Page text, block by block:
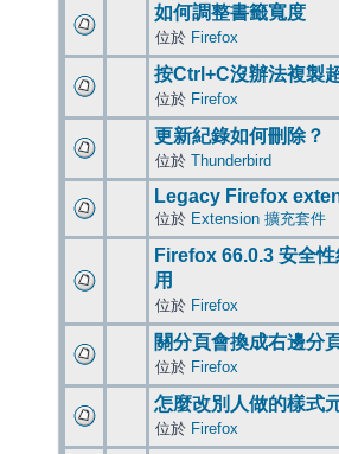
如何調整書籤寬度
位於 Firefox
按Ctrl+C沒辦法複製
位於 Firefox
更新紀錄如何刪除？
位於 Thunderbird
Legacy Firefox
位於 Extension 擴充套件
Firefox 66.0.3 安全
用
位於 Firefox
關分頁會換成右邊分
位於 Firefox
怎麼改別人做的樣式
位於 Firefox